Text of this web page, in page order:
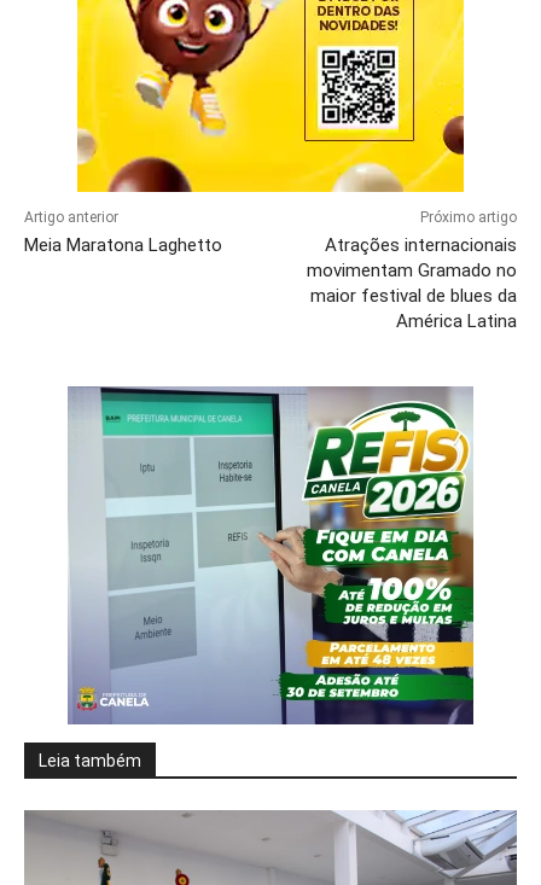
Artigo anterior
Meia Maratona Laghetto
Próximo artigo
Atrações internacionais
movimentam Gramado no
maior festival de blues da
América Latina
Leia também